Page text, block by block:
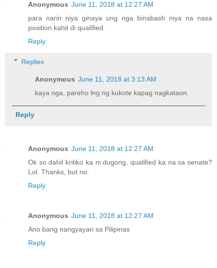
Anonymous June 11, 2018 at 12:27 AM
para narin niya ginaya ung nga binabash niya na nasa
position kahit di qualified.
Reply
Replies
Anonymous June 11, 2018 at 3:13 AM
kaya nga, pareho lng ng kukote kapag nagkataon.
Reply
Anonymous June 11, 2018 at 12:27 AM
Ok so dahil kritiko ka ni dugong, qualified ka na sa senate?
Lol. Thanks, but no.
Reply
Anonymous June 11, 2018 at 12:27 AM
Ano bang nangyayari sa Pilipinas
Reply